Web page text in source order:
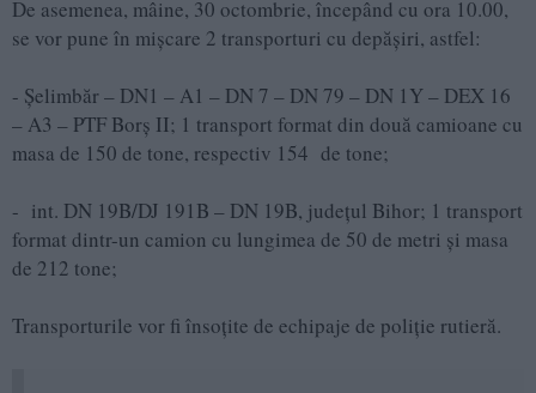
De asemenea, mâine, 30 octombrie, începând cu ora 10.00,
se vor pune în mișcare 2 transporturi cu depășiri, astfel:
- Șelimbăr – DN1 – A1 – DN 7 – DN 79 – DN 1Y – DEX 16
– A3 – PTF Borș II; 1 transport format din două camioane cu
masa de 150 de tone, respectiv 154 de tone;
- int. DN 19B/DJ 191B – DN 19B, județul Bihor; 1 transport
format dintr-un camion cu lungimea de 50 de metri și masa
de 212 tone;
Transporturile vor fi însoțite de echipaje de poliție rutieră.